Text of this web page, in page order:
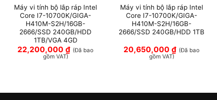
Máy vi tính bộ lắp ráp Intel
Core I7-10700K/GIGA-
H410M-S2H/16GB-
2666/SSD 240GB/HDD
1TB/VGA 4GD
22,200,000 ₫ (Đã bao
gồm VAT)
Máy vi tính bộ lắp ráp Intel
Core I7-10700K/GIGA-
H410M-S2H/16GB-
2666/SSD 240GB/HDD 1TB
20,650,000 ₫ (Đã bao
gồm VAT)